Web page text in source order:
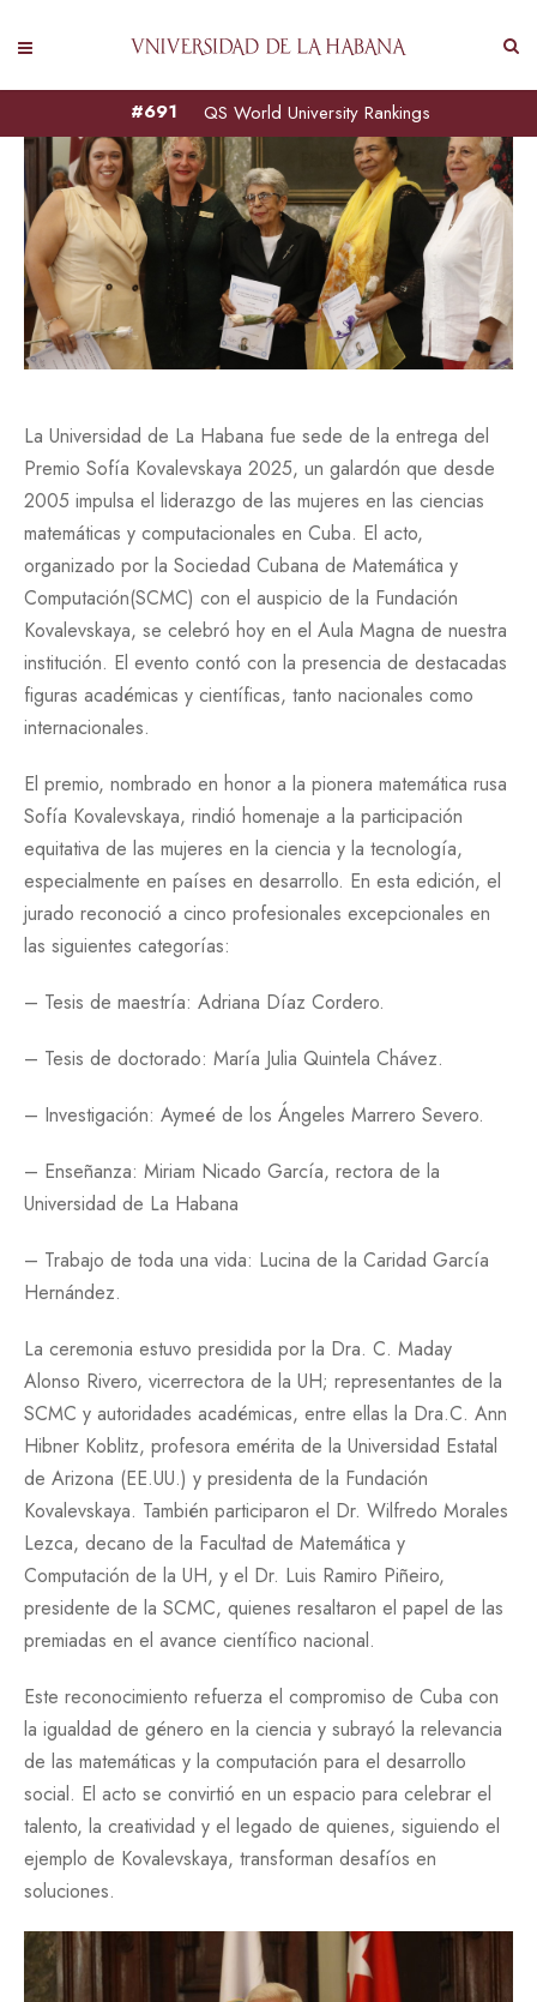
QS World University Rankings
#691
La Universidad de La Habana fue sede de la entrega del
Premio Sofía Kovalevskaya 2025, un galardón que desde
2005 impulsa el liderazgo de las mujeres en las ciencias
matemáticas y computacionales en Cuba. El acto,
organizado por la Sociedad Cubana de Matemática y
Computación(SCMC) con el auspicio de la Fundación
Kovalevskaya, se celebró hoy en el Aula Magna de nuestra
institución. El evento contó con la presencia de destacadas
figuras académicas y científicas, tanto nacionales como
internacionales.
El premio, nombrado en honor a la pionera matemática rusa
Sofía Kovalevskaya, rindió homenaje a la participación
equitativa de las mujeres en la ciencia y la tecnología,
especialmente en países en desarrollo. En esta edición, el
jurado reconoció a cinco profesionales excepcionales en
las siguientes categorías:
– Tesis de maestría: Adriana Díaz Cordero.
– Tesis de doctorado: María Julia Quintela Chávez.
– Investigación: Aymeé de los Ángeles Marrero Severo.
– Enseñanza: Miriam Nicado García, rectora de la
Universidad de La Habana
– Trabajo de toda una vida: Lucina de la Caridad García
Hernández.
La ceremonia estuvo presidida por la Dra. C. Maday
Alonso Rivero, vicerrectora de la UH; representantes de la
SCMC y autoridades académicas, entre ellas la Dra.C. Ann
Hibner Koblitz, profesora emérita de la Universidad Estatal
de Arizona (EE.UU.) y presidenta de la Fundación
Kovalevskaya. También participaron el Dr. Wilfredo Morales
Lezca, decano de la Facultad de Matemática y
Computación de la UH, y el Dr. Luis Ramiro Piñeiro,
presidente de la SCMC, quienes resaltaron el papel de las
premiadas en el avance científico nacional.
Este reconocimiento refuerza el compromiso de Cuba con
la igualdad de género en la ciencia y subrayó la relevancia
de las matemáticas y la computación para el desarrollo
social. El acto se convirtió en un espacio para celebrar el
talento, la creatividad y el legado de quienes, siguiendo el
ejemplo de Kovalevskaya, transforman desafíos en
soluciones.